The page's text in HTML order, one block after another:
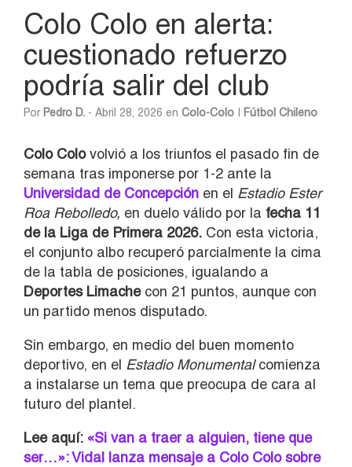
Colo Colo en alerta:
cuestionado refuerzo
podría salir del club
Por Pedro D. - Abril 28, 2026 en Colo-Colo Fútbol Chileno
Colo Colovolvió a los triunfos el pasado fin de
semana tras imponerse por 1-2 ante la
Universidad de Concepción en el Estadio Ester
Roa Rebolledo, en duelo válido por la fecha 11
de la Liga de Primera 2026. Con esta victoria,
el conjunto albo recuperó parcialmente la cima
de la tabla de posiciones, igualando a
Deportes Limachecon 21 puntos, aunque con
un partido menos disputado.
Sin embargo, en medio del buen momento
deportivo, en el Estadio Monumentalcomienza
a instalarse un tema que preocupa de cara al
futuro del plantel.
Lee aquí: «Si van a traer a alguien, tiene que
ser…»: Vidal lanza mensaje a Colo Colo sobre